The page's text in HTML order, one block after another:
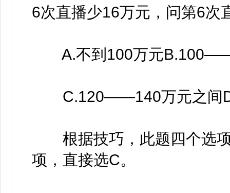
6次直播少16万元，问第6次
A.不到100万元
C.120——140万元之间
根据技巧，此题四个选项
项，直接选C。